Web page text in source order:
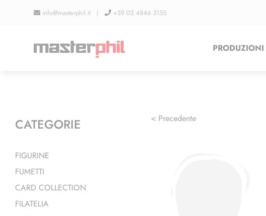
info@masterphil.it | +39 02 4846 3155
PRODUZIONI
< Precedente
CATEGORIE
FIGURINE
FUMETTI
CARD COLLECTION
FILATELIA